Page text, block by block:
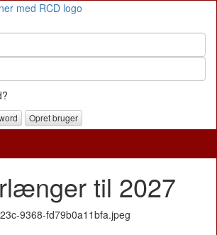
Opret bruger
til 2027